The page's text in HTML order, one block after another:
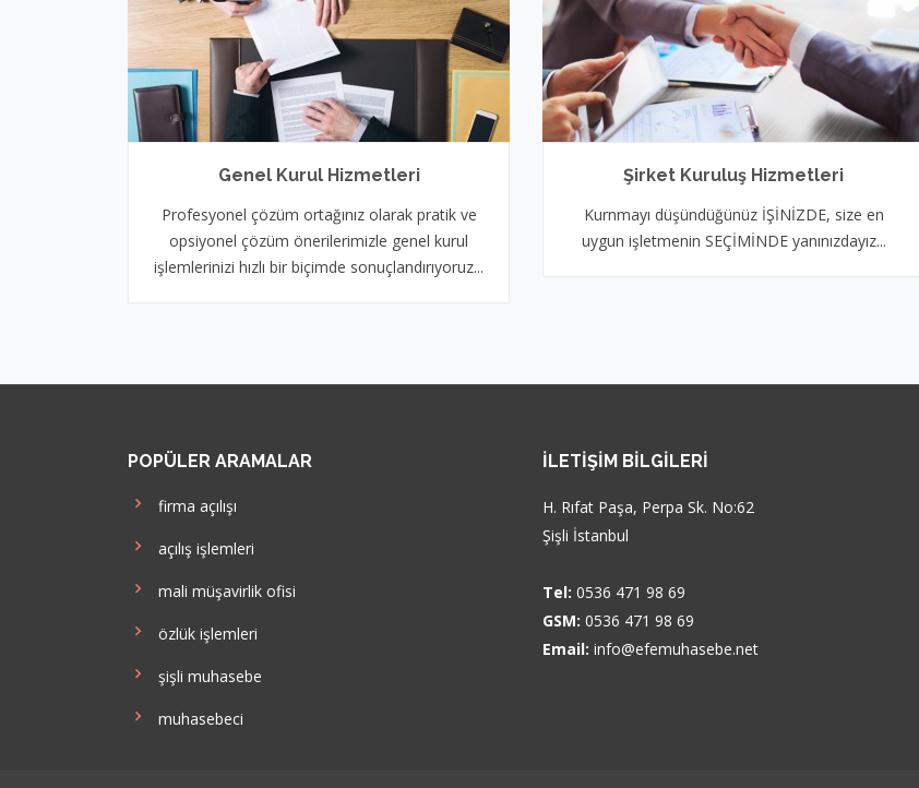
Genel Kurul Hizmetleri
Profesyonel çözüm ortağınız olarak pratik ve
opsiyonel çözüm önerilerimizle genel kurul
işlemlerinizi hızlı bir biçimde sonuçlandırıyoruz...
Şirket Kuruluş Hizmetleri
Kurnmayı düşündüğünüz İŞİNİZDE, size en
uygun işletmenin SEÇİMİNDE yanınızdayız...
POPÜLER ARAMALAR
firma açılışı
açılış işlemleri
mali müşavirlik ofisi
özlük işlemleri
şişli muhasebe
muhasebeci
İLETIŞIM BILGILERI
H. Rıfat Paşa, Perpa Sk. No:62
Şişli İstanbul
Tel: 0536 471 98 69
GSM: 0536 471 98 69
Email: info@efemuhasebe.net